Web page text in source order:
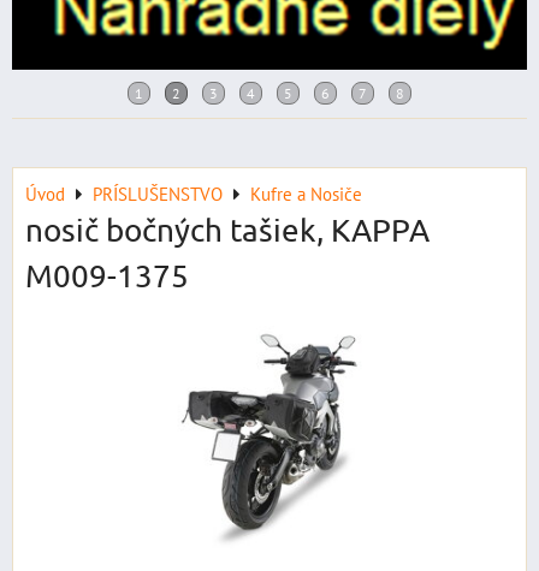
Úvod PRÍSLUŠENSTVO Kufre a Nosiče
nosič bočných tašiek, KAPPA
M009-1375